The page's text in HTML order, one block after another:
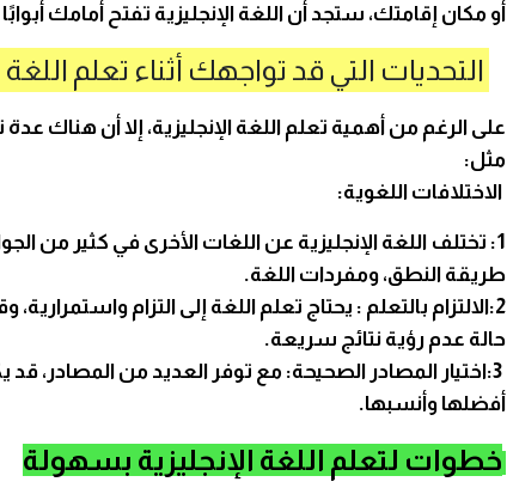
أو مكان إقامتك، ستجد أن اللغة الإنجليزية تفتح أمامك
التحديات التي قد تواجهك أثناء تعلم اللغة
على الرغم من أهمية تعلم اللغة الإنجليزية، إلا أن هناك
مثل:
الاختلافات اللغوية:
1: تختلف اللغة الإنجليزية عن اللغات الأخرى في كثير من
طريقة النطق، ومفردات اللغة.
2:الالتزام بالتعلم : يحتاج تعلم اللغة إلى التزام
حالة عدم رؤية نتائج سريعة.
3:اختيار المصادر الصحيحة: مع توفر العديد من المصادر،
أفضلها وأنسبها.
خطوات لتعلم اللغة الإنجليزية بسهولة